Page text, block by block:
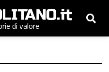
di valore